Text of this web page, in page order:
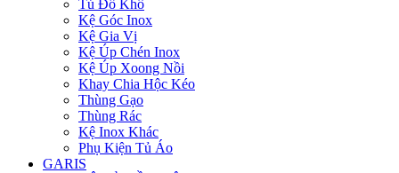
Tủ Đồ Khô
Kệ Góc Inox
Kệ Gia Vị
Kệ Úp Chén Inox
Kệ Úp Xoong Nồi
Khay Chia Hộc Kéo
Thùng Gạo
Thùng Rác
Kệ Inox Khác
Phụ Kiện Tủ Áo
GARIS